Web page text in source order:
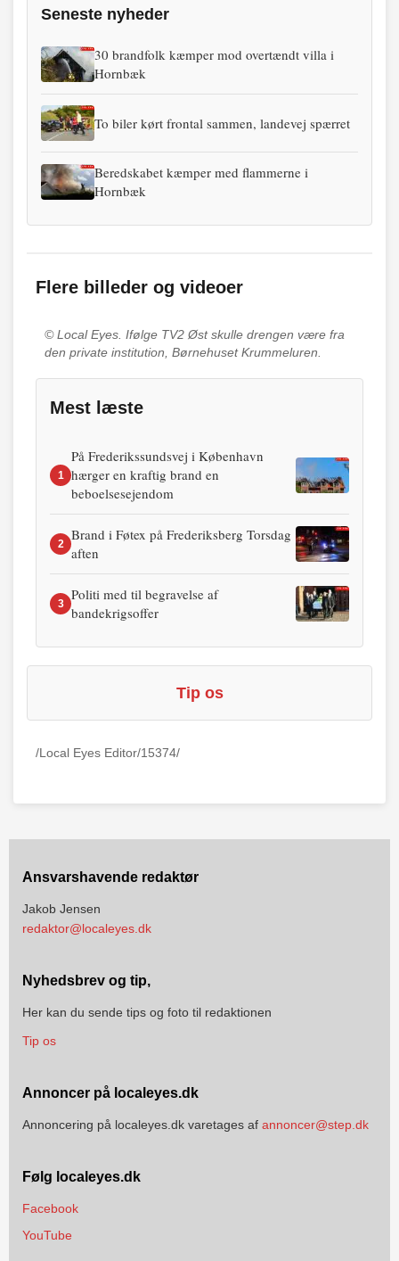
Seneste nyheder
30 brandfolk kæmper mod overtændt villa i
Hornbæk
To biler kørt frontal sammen, landevej spærret
Beredskabet kæmper med flammerne i
Hornbæk
Flere billeder og videoer
© Local Eyes. Ifølge TV2 Øst skulle drengen være fra
den private institution, Børnehuset Krummeluren.
Mest læste
1
På Frederikssundsvej i København
hærger en kraftig brand en
beboelsesejendom
2
Brand i Føtex på Frederiksberg Torsdag
aften
3
Politi med til begravelse af
bandekrigsoffer
Tip os
/Local Eyes Editor/15374/
Ansvarshavende redaktør
Jakob Jensen
redaktor@localeyes.dk
Nyhedsbrev og tip,
Her kan du sende tips og foto til redaktionen
Tip os
Annoncer på localeyes.dk
Annoncering på localeyes.dk varetages af annoncer@step.dk
Følg localeyes.dk
Facebook
YouTube